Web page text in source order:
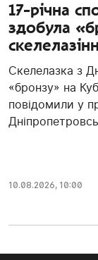
17-річна
здобула
Скелелазка з
«бронзу» на
повідомили у
10.08.2026, 10:00